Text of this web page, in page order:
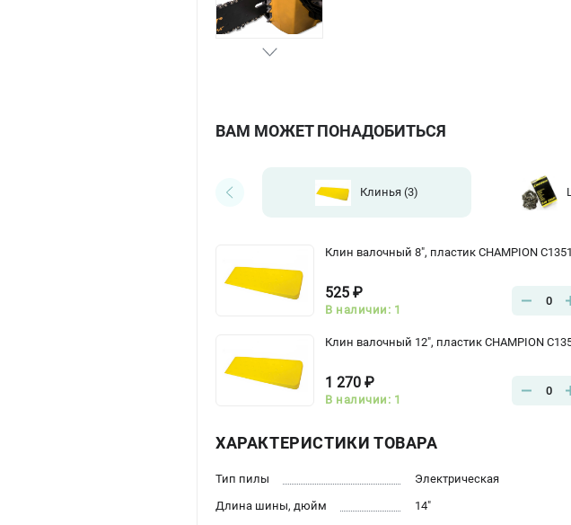
ВАМ МОЖЕТ ПОНАДОБИТЬСЯ
Клинья (3)
Клин валочный 8", пластик CHAMPION C1351
525 ₽
В наличии: 1
0
Клин валочный 12", пластик CHAMPION
1 270 ₽
В наличии: 1
0
ХАРАКТЕРИСТИКИ ТОВАРА
Тип пилы
Электрическая
Длина шины, дюйм
14"